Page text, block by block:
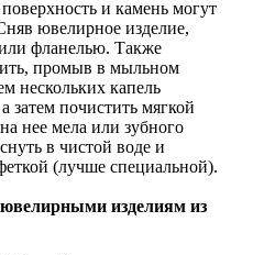
и камень могут
ювелирное изделие,
фланелью. Также
промыв в мыльном
нескольких капель
затем почистить мягкой
нее мела или зубного
в чистой воде и
(лучше специальной).
изделиям из